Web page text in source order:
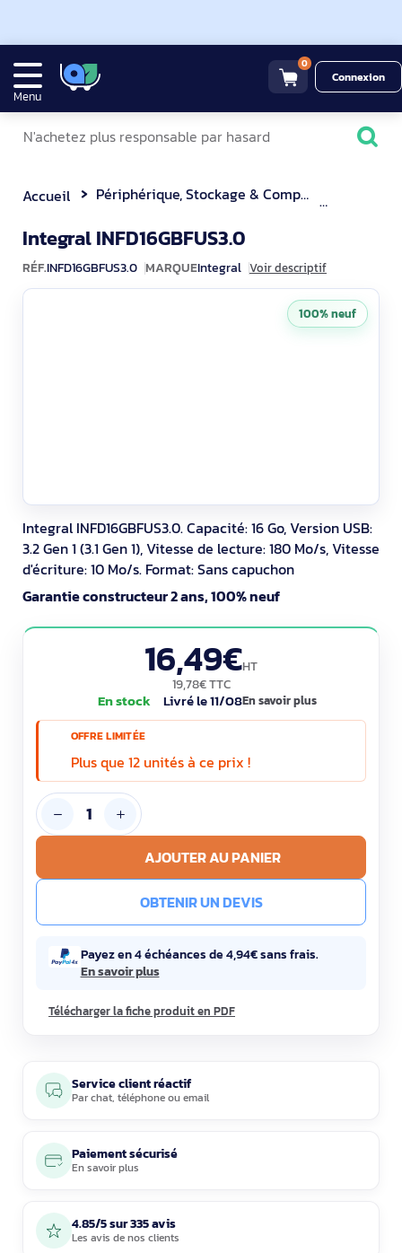
Menu
0
Connexion
Accueil Périphérique, Stockage & Composant
Integral INFD16GBFUS3.0
RÉF.INFD16GBFUS3.0 MARQUEIntegral Voir descriptif
Integral INFD16GBFUS3.0. Capacité: 16 Go, Version USB:
3.2 Gen 1 (3.1 Gen 1), Vitesse de lecture: 180 Mo/s, Vitesse
d'écriture: 10 Mo/s. Format: Sans capuchon
Garantie constructeur 2 ans, 100% neuf
16,49€HT
19,78€ TTC
En stock Livré le 11/08En savoir plus
OFFRE LIMITÉE
Plus que 12 unités à ce prix !
AJOUTER AU PANIER
OBTENIR UN DEVIS
Payez en 4 échéances de 4,94€ sans frais.
En savoir plus
Télécharger la fiche produit en PDF
100% neuf
Service client réactif
Parchat, téléphoneouemail
Paiement sécurisé
En savoir plus
4.85/5 sur 335 avis
Les avis de nos clients